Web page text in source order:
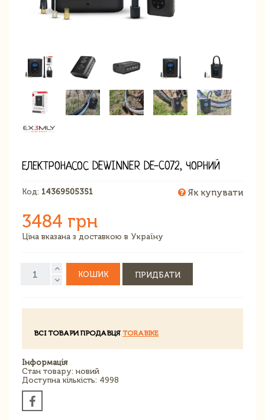
ЕЛЕКТРОНАСОС DEWINNER DE-C072, ЧОРНИЙ
Код: 14369505351 Як купувати
3484 грн
Ціна вказана з доставкою в Україну
КОШИК ПРИДБАТИ
ВСІ ТОВАРИ ПРОДАВЦЯ TORABIKE
Інформація
Стан товару: новий
Доступна кількість: 4998